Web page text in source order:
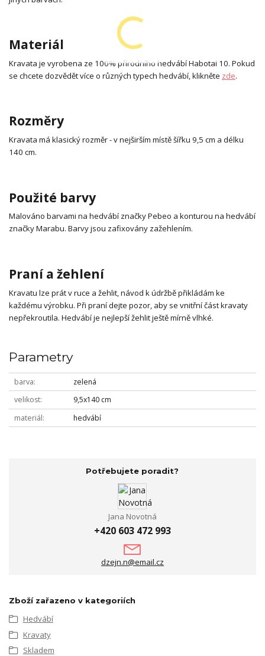
Materiál
Kravata je vyrobena ze 100% přírodního hedvábí Habotai 10. Pokud
se chcete dozvědět více o různých typech hedvábí, klikněte zde.
Rozměry
Kravata má klasický rozměr - v nejširším místě šířku 9,5 cm a délku
140 cm.
Použité barvy
Malováno barvami na hedvábí značky Pebeo a konturou na hedvábí
značky Marabu. Barvy jsou zafixovány zažehlením.
Praní a žehlení
Kravatu lze prát v ruce a žehlit, návod k údržbě přikládám ke
každému výrobku. Při praní dejte pozor, aby se vnitřní část kravaty
nepřekroutila. Hedvábí je nejlepší žehlit ještě mírně vlhké.
Parametry
barva
zelená
velikost
9,5x140 cm
materiál
hedvábí
Potřebujete poradit?
Jana Novotná
+420 603 472 993
dzejn.n@email.cz
Zboží zařazeno v kategoriích
Hedvábí
Kravaty
Skladem